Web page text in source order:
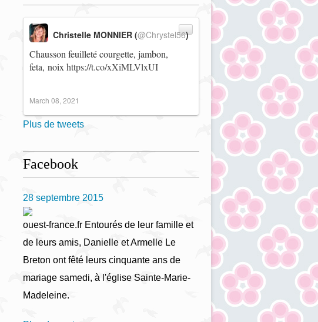
Chausson feuilleté courgette, jambon,
feta, noix https://t.co/xXiMLVlxUI
Christelle MONNIER (@Chrystel56)
March 08, 2021
Plus de tweets
Facebook
28 septembre 2015
ouest-france.fr Entourés de leur famille et
de leurs amis, Danielle et Armelle Le
Breton ont fêté leurs cinquante ans de
mariage samedi, à l'église Sainte-Marie-
Madeleine.